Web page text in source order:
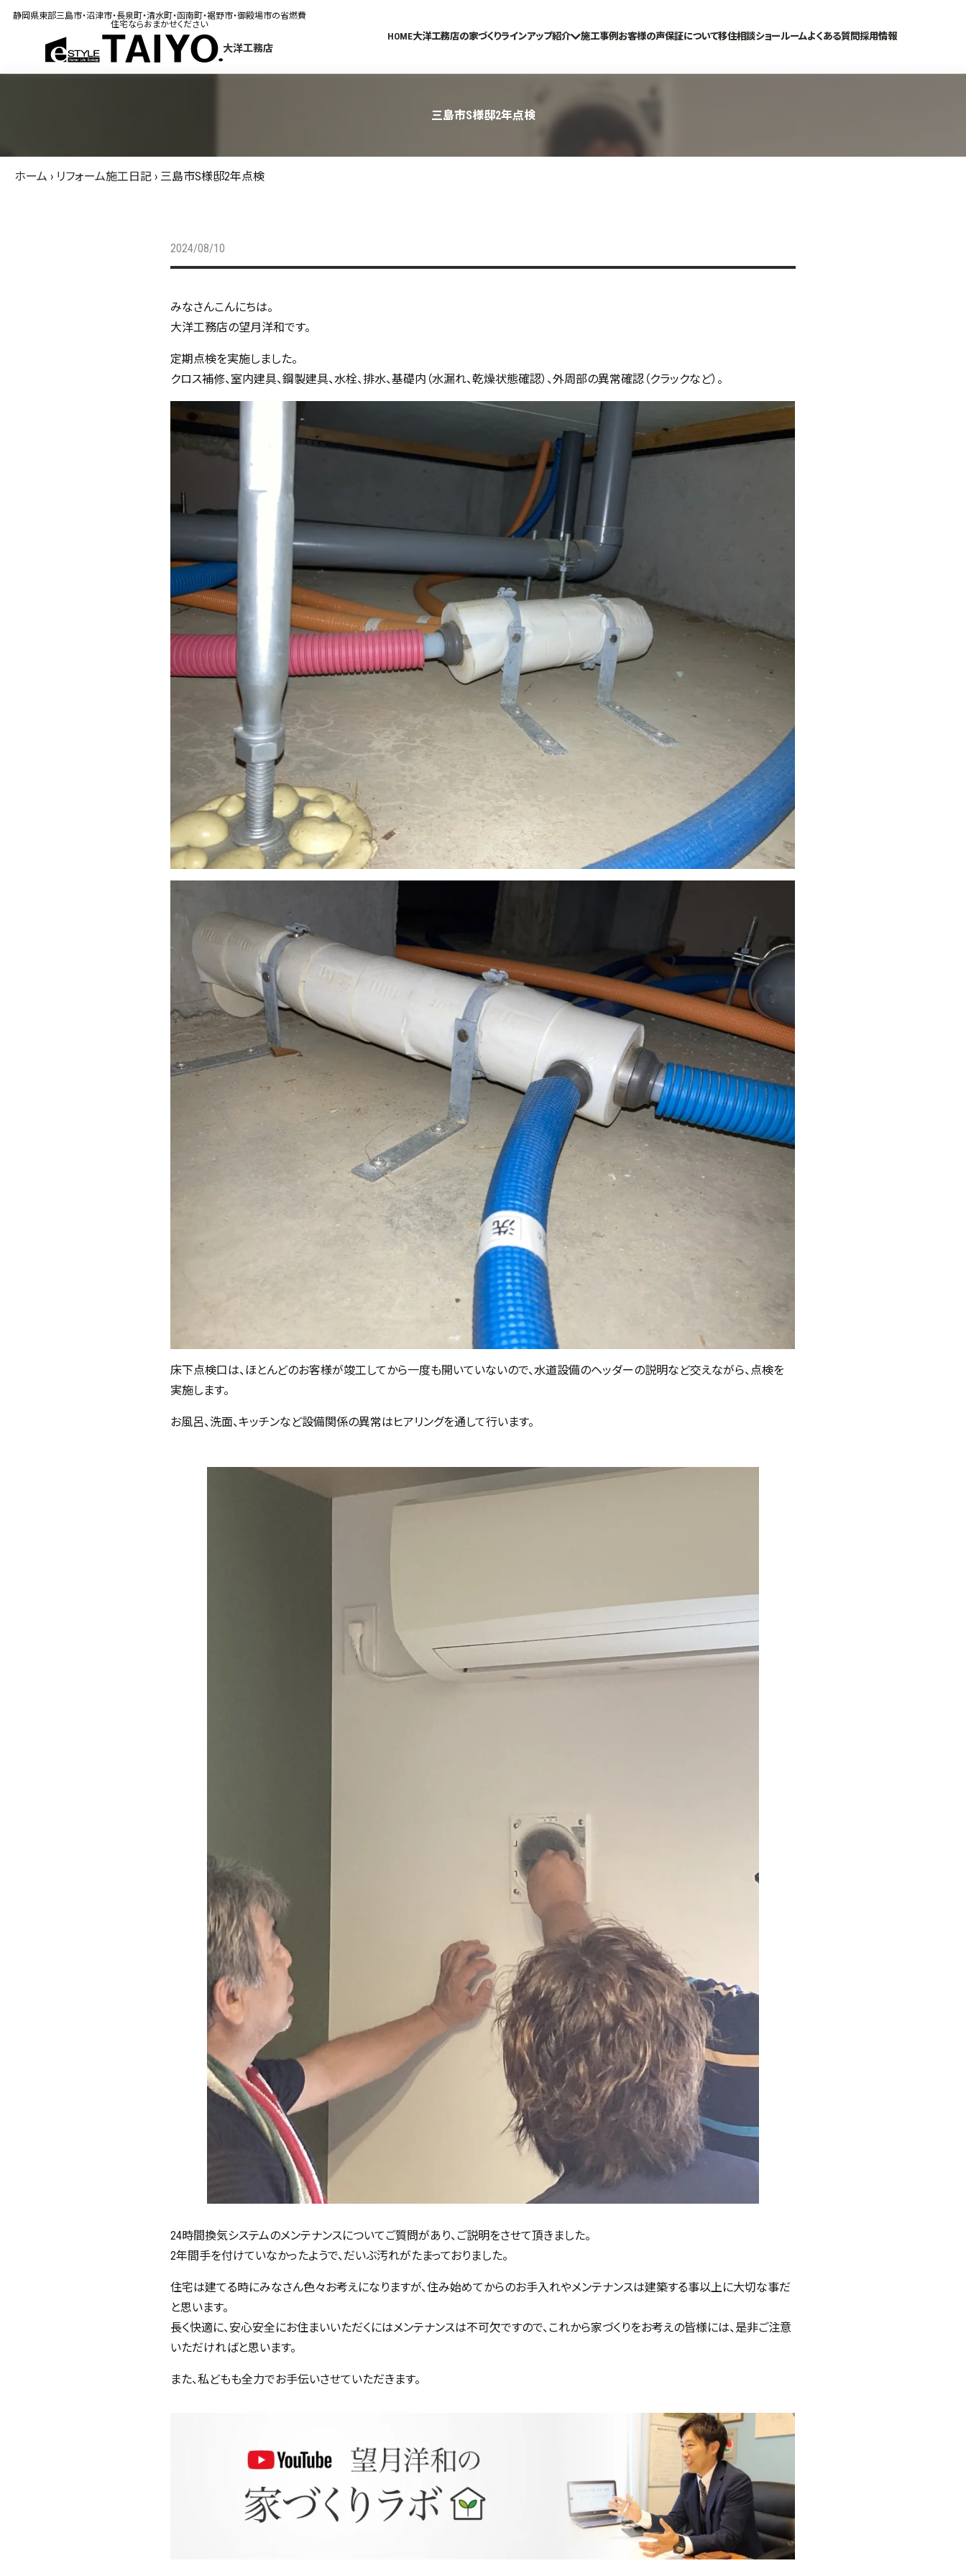
静岡県東部三島市・沼津市・長泉町・清水町・函南町・裾野市・御殿場市の省燃費
住宅ならおまかせください
大洋工務店
HOME大洋工務店の家づくりラインアップ紹介 施工事例 お客様の声保証について移住相談ショールームよくある質問採用情報
三島市S様邸2年点検
ホーム › リフォーム施工日記 › 三島市S様邸2年点検
2024/08/10
みなさんこんにちは。
大洋工務店の望月洋和です。
定期点検を実施しました。
クロス補修、室内建具、鋼製建具、水栓、排水、基礎内（水漏れ、乾燥状態確認）、外周部の異常確認（クラックなど）。
床下点検口は、ほとんどのお客様が竣工してから一度も開いていないので、水道設備のヘッダーの説明など交えながら、点検を
実施します。
お風呂、洗面、キッチンなど設備関係の異常はヒアリングを通して行います。
24時間換気システムのメンテナンスについてご質問があり、ご説明をさせて頂きました。
2年間手を付けていなかったようで、だいぶ汚れがたまっておりました。
住宅は建てる時にみなさん色々お考えになりますが、住み始めてからのお手入れやメンテナンスは建築する事以上に大切な事だ
と思います。
長く快適に、安心安全にお住まいいただくにはメンテナンスは不可欠ですので、これから家づくりをお考えの皆様には、是非ご注意
いただければと思います。
また、私どもも全力でお手伝いさせていただきます。